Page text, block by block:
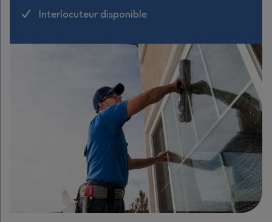
Interlocuteur disponible